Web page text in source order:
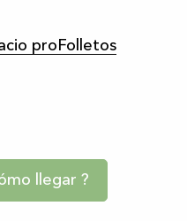
pro Folletos
llegar ?